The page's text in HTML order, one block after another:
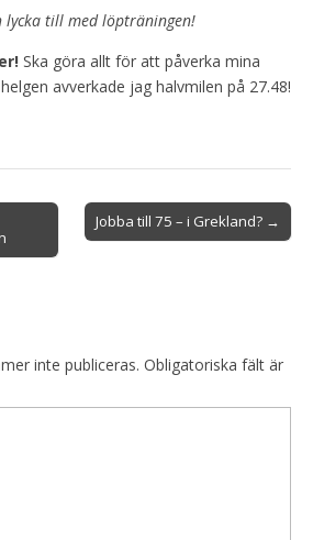
lycka till med löpträningen!
Ska göra allt för att påverka mina
avverkade jag halvmilen på 27.48!
Jobba till 75 – i Grekland? →
inte publiceras. Obligatoriska fält är